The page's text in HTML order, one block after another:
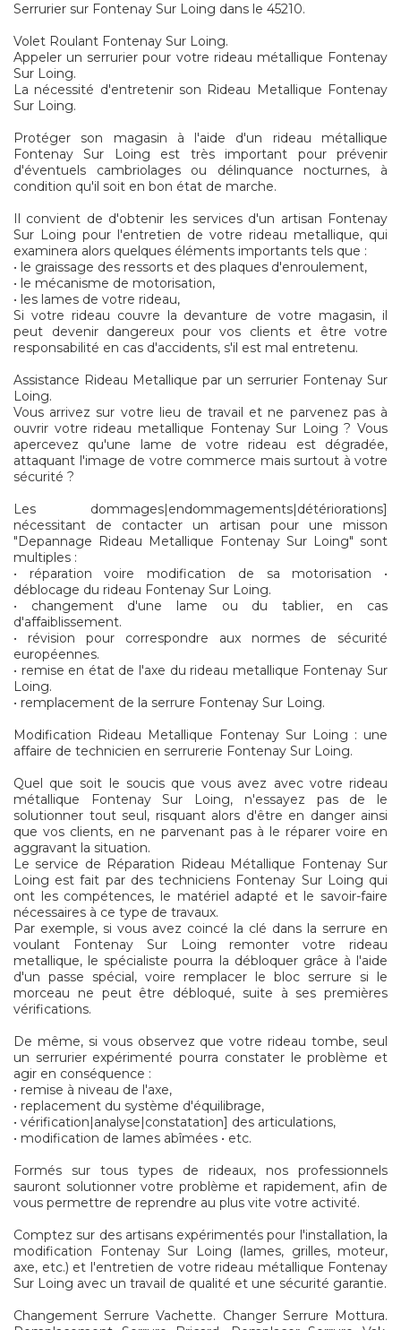
Serrurier sur Fontenay Sur Loing dans le 45210.
Volet Roulant Fontenay Sur Loing.
Appeler un serrurier pour votre rideau métallique Fontenay
Sur Loing.
La nécessité d'entretenir son Rideau Metallique Fontenay
Sur Loing.
Protéger son magasin à l'aide d'un rideau métallique
Fontenay Sur Loing est très important pour prévenir
d'éventuels cambriolages ou délinquance nocturnes, à
condition qu'il soit en bon état de marche.
Il convient de d'obtenir les services d'un artisan Fontenay
Sur Loing pour l'entretien de votre rideau metallique, qui
examinera alors quelques éléments importants tels que :
• le graissage des ressorts et des plaques d'enroulement,
• le mécanisme de motorisation,
• les lames de votre rideau,
Si votre rideau couvre la devanture de votre magasin, il
peut devenir dangereux pour vos clients et être votre
responsabilité en cas d'accidents, s'il est mal entretenu.
Assistance Rideau Metallique par un serrurier Fontenay Sur
Loing.
Vous arrivez sur votre lieu de travail et ne parvenez pas à
ouvrir votre rideau metallique Fontenay Sur Loing ? Vous
apercevez qu'une lame de votre rideau est dégradée,
attaquant l'image de votre commerce mais surtout à votre
sécurité ?
Les dommages|endommagements|détériorations]
nécessitant de contacter un artisan pour une misson
"Depannage Rideau Metallique Fontenay Sur Loing" sont
multiples :
• réparation voire modification de sa motorisation •
déblocage du rideau Fontenay Sur Loing.
• changement d'une lame ou du tablier, en cas
d'affaiblissement.
• révision pour correspondre aux normes de sécurité
européennes.
• remise en état de l'axe du rideau metallique Fontenay Sur
Loing.
• remplacement de la serrure Fontenay Sur Loing.
Modification Rideau Metallique Fontenay Sur Loing : une
affaire de technicien en serrurerie Fontenay Sur Loing.
Quel que soit le soucis que vous avez avec votre rideau
métallique Fontenay Sur Loing, n'essayez pas de le
solutionner tout seul, risquant alors d'être en danger ainsi
que vos clients, en ne parvenant pas à le réparer voire en
aggravant la situation.
Le service de Réparation Rideau Métallique Fontenay Sur
Loing est fait par des techniciens Fontenay Sur Loing qui
ont les compétences, le matériel adapté et le savoir-faire
nécessaires à ce type de travaux.
Par exemple, si vous avez coincé la clé dans la serrure en
voulant Fontenay Sur Loing remonter votre rideau
metallique, le spécialiste pourra la débloquer grâce à l'aide
d'un passe spécial, voire remplacer le bloc serrure si le
morceau ne peut être débloqué, suite à ses premières
vérifications.
De même, si vous observez que votre rideau tombe, seul
un serrurier expérimenté pourra constater le problème et
agir en conséquence :
• remise à niveau de l'axe,
• replacement du système d'équilibrage,
• vérification|analyse|constatation] des articulations,
• modification de lames abîmées • etc.
Formés sur tous types de rideaux, nos professionnels
sauront solutionner votre problème et rapidement, afin de
vous permettre de reprendre au plus vite votre activité.
Comptez sur des artisans expérimentés pour l'installation, la
modification Fontenay Sur Loing (lames, grilles, moteur,
axe, etc.) et l'entretien de votre rideau métallique Fontenay
Sur Loing avec un travail de qualité et une sécurité garantie.
Changement Serrure Vachette. Changer Serrure Mottura.